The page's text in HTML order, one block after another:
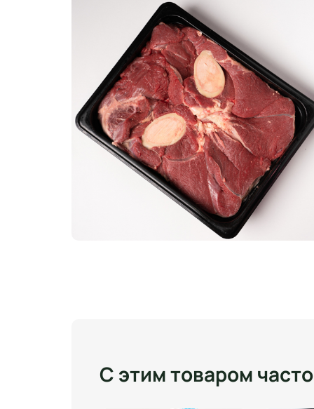
С этим товаром